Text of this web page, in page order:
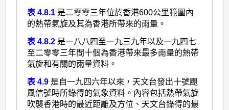
表 4.8.1 是二零零三年位於香港600公里範圍內
的熱帶氣旋及其為香港所帶來的雨量。
表 4.8.2 是一八八四至一九三九年以及一九四七
至二零零三年間十個為香港帶來最多雨量的熱帶
氣旋和有關的雨量資料。
表 4.9 是自一九四六年以來，天文台發出十號颶
風信號時所錄得的氣象資料。內容包括熱帶氣旋
吹襲香港時的最近距離及方位、天文台錄得的最